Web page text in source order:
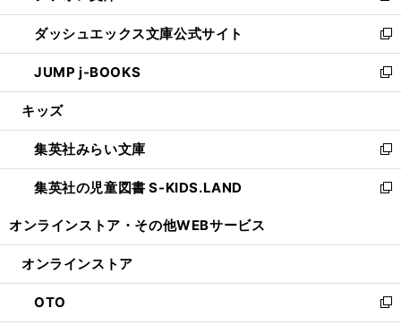
開
く
ン
ド
ウ
で
開
ウ
ィ
ン
ド
ウ
開
く
し
い
ウ
ィ
ン
ウ
で
開
く
ダッシュエックス文庫公式サイト
新
し
い
ウ
ン
ド
ウ
で
JUMP j-BOOKS
新
し
ウ
ィ
ン
ド
開
キッズ
集英社みらい文庫
新
し
い
ン
ウ
で
集英社の児童図書 S-KIDS.LAND
新
ウ
ン
ド
オンラインストア・ その他WEBサービス
オンラインストア
OTO
新